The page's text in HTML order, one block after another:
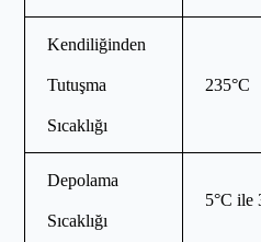
Kendiliğinden
Tutuşma
Sıcaklığı
235°C
Depolama
Sıcaklığı
5°C ile